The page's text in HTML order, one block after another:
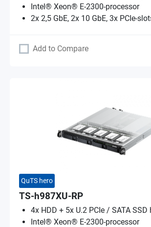
Intel® Xeon® E-2300-processor
2x 2,5 GbE, 2x 10 GbE, 3x PCIe-
Add to Compare
QuTS hero
TS-h987XU-RP
4x HDD + 5x U.2 PCIe / SATA
Intel® Xeon® E-2300-processor